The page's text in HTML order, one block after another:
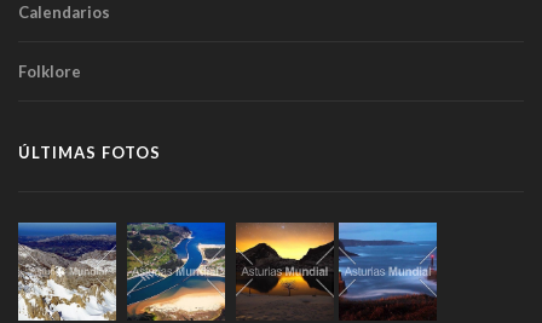
Calendarios
Folklore
ÚLTIMAS FOTOS